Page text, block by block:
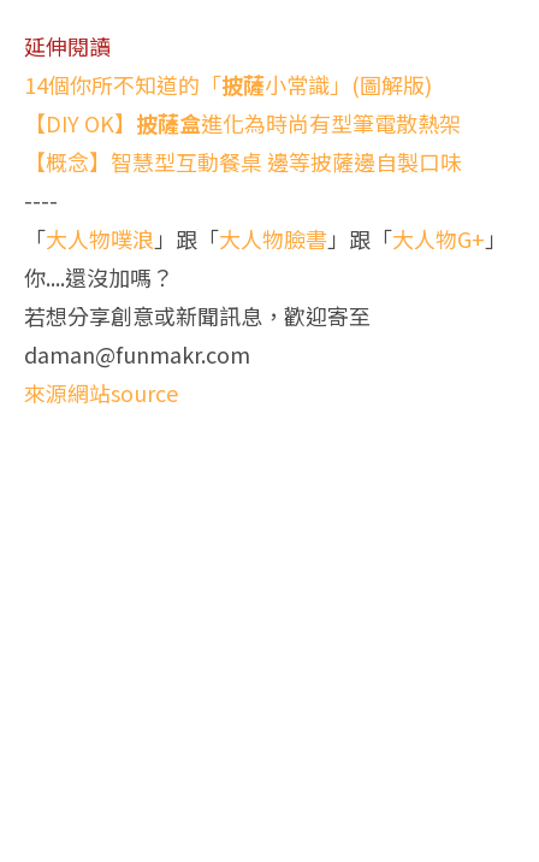
延伸閱讀
14個你所不知道的「披薩小常識」(圖解版)
【DIY OK】 披薩盒進化為時尚有型筆電散熱架
【概念】智慧型互動餐桌 邊等披薩邊自製口味
----
「大人物噗浪 」跟「大人物臉書」跟「大人物G+ 」
你....還沒加嗎？
若想分享創意或新聞訊息，歡迎寄至
daman@funmakr.com
來源網站source